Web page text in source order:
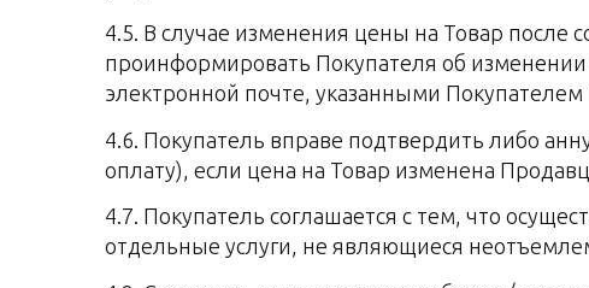
4.5. В случае изменения цены на Товар после
проинформировать Покупателя об
электронной почте, указанными
4.6. Покупатель вправе подтвердить либо
оплату), если цена на Товар изменена
4.7. Покупатель соглашается с тем, что
отдельные услуги, не являющиеся